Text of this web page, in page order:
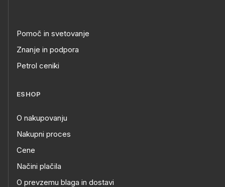
Pomoč in svetovanje
Znanje in podpora
Petrol ceniki
ESHOP
O nakupovanju
Nakupni proces
Cene
Načini plačila
O prevzemu blaga in dostavi